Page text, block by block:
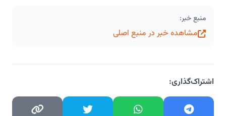
منبع خبر:
مشاهده خبر در منبع اصلی
اشتراک‌گذاری: